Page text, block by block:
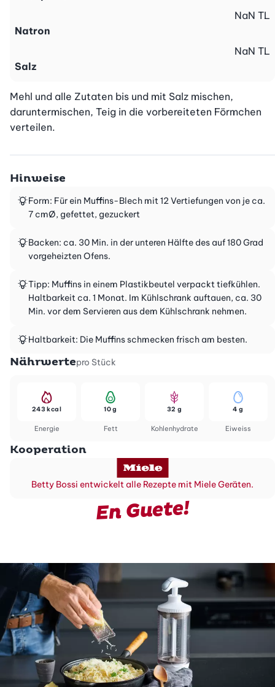
Natron
NaN TL
Salz
NaN TL
Mehl und alle Zutaten bis und mit Salz mischen,
daruntermischen, Teig in die vorbereiteten Förmchen
verteilen.
Hinweise
Form: Für ein Muffins-Blech mit 12 Vertiefungen von je ca.
7 cmØ, gefettet, gezuckert
Backen: ca. 30 Min. in der unteren Hälfte des auf 180 Grad
vorgeheizten Ofens.
Tipp: Muffins in einem Plastikbeutel verpackt tiefkühlen.
Haltbarkeit ca. 1 Monat. Im Kühlschrank auftauen, ca. 30
Min. vor dem Servieren aus dem Kühlschrank nehmen.
Haltbarkeit: Die Muffins schmecken frisch am besten.
Nährwertepro Stück
Energie
243 kcal
Fett
10 g
Kohlenhydrate
32 g
Eiweiss
4 g
Kooperation
Betty Bossi entwickelt alle Rezepte mit Miele Geräten.
En Guete!